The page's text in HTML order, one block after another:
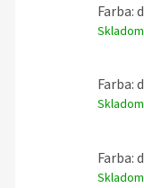
Farba:
Skladom
Farba:
Skladom
Farba:
Skladom